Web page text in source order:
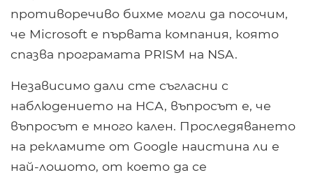
противоречиво бихме могли да посочим,
че Microsoft е първата компания, която
спазва програмата PRISM на NSA.
Независимо дали сте съгласни с
наблюдението на НСА, въпросът е, че
въпросът е много кален. Проследяването
на рекламите от Google наистина ли е
най-лошото, от което да се